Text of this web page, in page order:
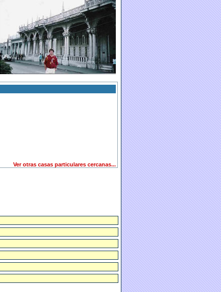
Ver otras casas particulares cercanas...